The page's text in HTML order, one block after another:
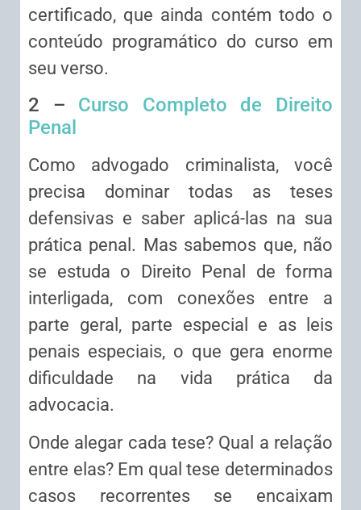
certificado, que ainda contém todo o
conteúdo programático do curso em
seu verso.
2 – Curso Completo de Direito
Penal
Como advogado criminalista, você
precisa dominar todas as teses
defensivas e saber aplicá-las na sua
prática penal. Mas sabemos que, não
se estuda o Direito Penal de forma
interligada, com conexões entre a
parte geral, parte especial e as leis
penais especiais, o que gera enorme
dificuldade na vida prática da
advocacia.
Onde alegar cada tese? Qual a relação
entre elas? Em qual tese determinados
casos recorrentes se encaixam